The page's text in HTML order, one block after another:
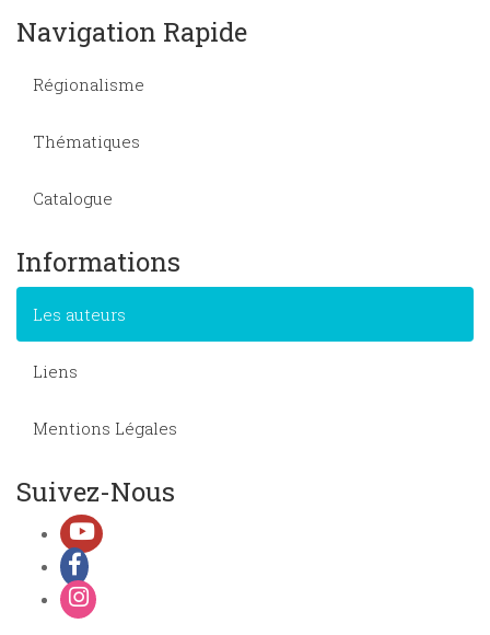
Navigation Rapide
Régionalisme
Thématiques
Catalogue
Informations
Les auteurs
Liens
Mentions Légales
Suivez-Nous